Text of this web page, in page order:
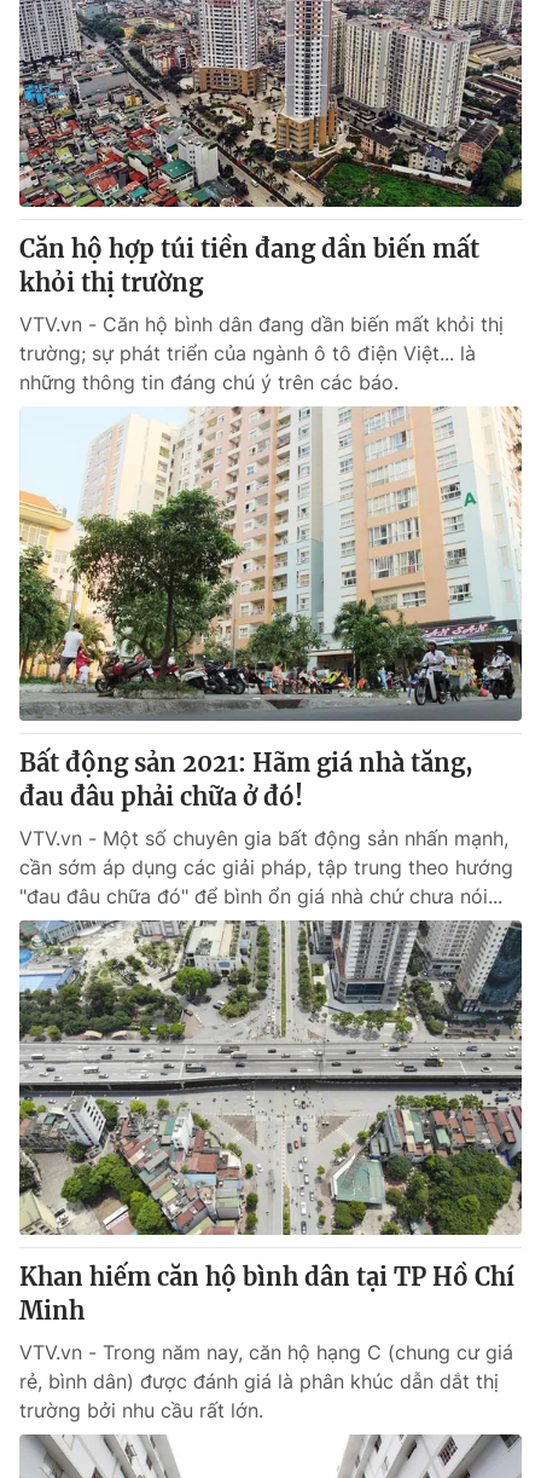
Căn hộ hợp túi tiền đang dần biến mất
khỏi thị trường
VTV.vn - Căn hộ bình dân đang dần biến mất khỏi thị
trường; sự phát triển của ngành ô tô điện Việt... là
những thông tin đáng chú ý trên các báo.
Bất động sản 2021: Hãm giá nhà tăng,
đau đâu phải chữa ở đó!
VTV.vn - Một số chuyên gia bất động sản nhấn mạnh,
cần sớm áp dụng các giải pháp, tập trung theo hướng
"đau đâu chữa đó" để bình ổn giá nhà chứ chưa nói...
Khan hiếm căn hộ bình dân tại TP Hồ Chí
Minh
VTV.vn - Trong năm nay, căn hộ hạng C (chung cư giá
rẻ, bình dân) được đánh giá là phân khúc dẫn dắt thị
trường bởi nhu cầu rất lớn.